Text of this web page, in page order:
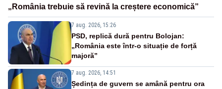
„România trebuie să revină la creștere economică”
7 aug. 2026, 15:26
PSD, replică dură pentru Bolojan:
„România este într-o situație de forță
majoră”
7 aug. 2026, 14:51
Ședința de guvern se amână pentru ora